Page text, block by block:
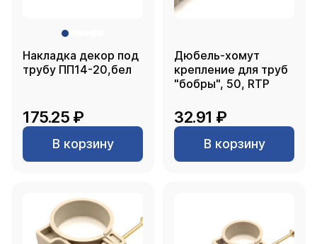
Накладка декор под
трубу ПП14-20,бел
175.25 ₽
В корзину
Дюбель-хомут
крепление для труб
"бобры", 50, RTP
32.91 ₽
В корзину